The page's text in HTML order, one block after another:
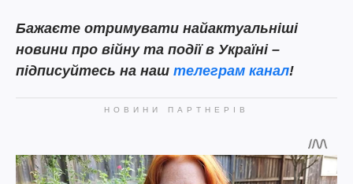
Бажаєте отримувати найактуальніші
новини про війну та події в Україні –
підписуйтесь на наш телеграм канал!